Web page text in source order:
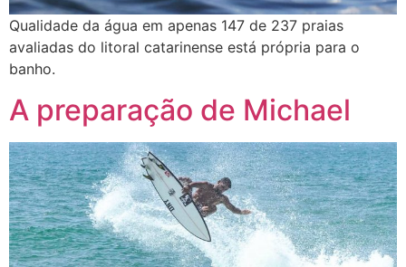
Qualidade da água em apenas 147 de 237 praias
avaliadas do litoral catarinense está própria para o
banho.
A preparação de Michael